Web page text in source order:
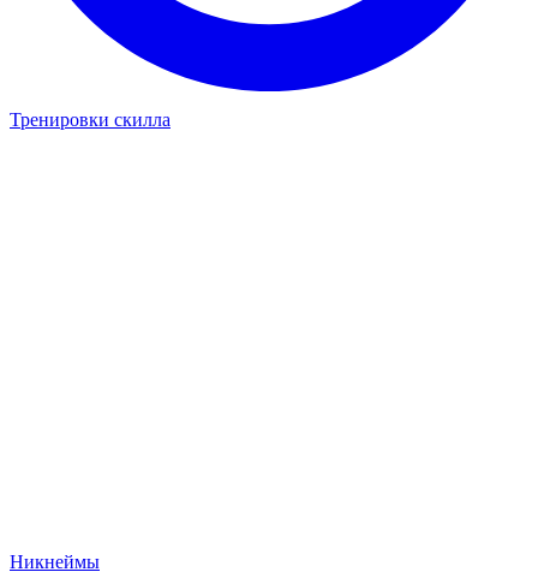
Тренировки скилла
Никнеймы